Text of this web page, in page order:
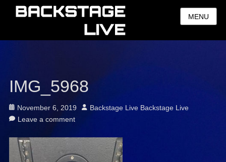
MENU
IMG_5968
Posted
on
November 6, 2019 Author
Backstage Live Backstage Live
Leave a comment